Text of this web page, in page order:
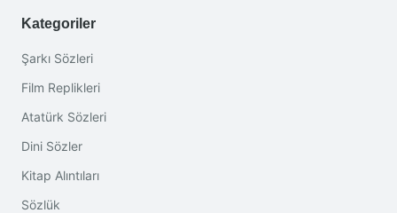
Kategoriler
Şarkı Sözleri
Film Replikleri
Atatürk Sözleri
Dini Sözler
Kitap Alıntıları
Sözlük